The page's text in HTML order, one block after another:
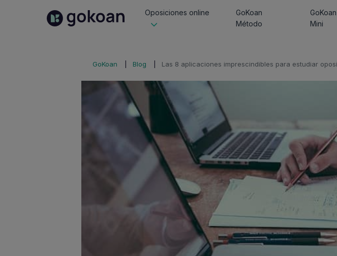
Oposiciones online
GoKoan
Método
GoKoan
Mini
GoKoan Blog Las 8 aplicaciones imprescindibles para estudiar